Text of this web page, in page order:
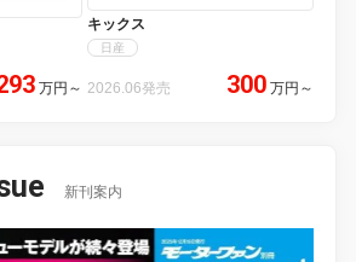
万円 ～
キックス
日産
2026.06発売 300 万円 ～
新刊案内